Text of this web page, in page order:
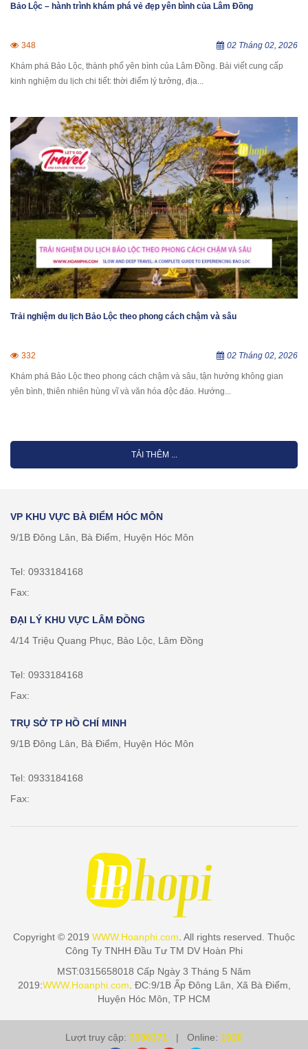
Bảo Lộc – hành trình khám phá vẻ đẹp yên bình của Lâm Đồng
348 02 Tháng 02, 2026
Khám phá Bảo Lộc, thành phố yên bình của Lâm Đồng. Bài viết cung cấp
kinh nghiệm du lịch chi tiết: thời điểm lý tưởng, địa...
Trải nghiệm du lịch Bảo Lộc theo phong cách chậm và sâu
332 02 Tháng 02, 2026
Khám phá Bảo Lộc theo phong cách chậm và sâu, tận hưởng không gian
yên bình, thiên nhiên hùng vĩ và văn hóa độc đáo. Hướng...
TẢI THÊM ...
VP KHU VỰC BÀ ĐIỂM HÓC MÔN
9/1B Đông Lân, Bà Điểm, Huyện Hóc Môn
Tel: 0933184168
Fax:
ĐẠI LÝ KHU VỰC LÂM ĐỒNG
4/14 Triệu Quang Phục, Bảo Lộc, Lâm Đồng
Tel: 0933184168
Fax:
TRỤ SỞ TP HỒ CHÍ MINH
9/1B Đông Lân, Bà Điểm, Huyện Hóc Môn
Tel: 0933184168
Fax:
Copyright © 2019 WWW.Hoanphi.com . All rights reserved. Thuộc
Công Ty TNHH Đầu Tư TM DV Hoàn Phi
MST:0315658018 Cấp Ngày 3 Tháng 5 Năm
2019:WWW.Hoanphi.com . ĐC:9/1B Ấp Đông Lân, Xã Bà Điểm,
Huyện Hóc Môn, TP HCM
Lượt truy cập: 3398371 | Online: 1020